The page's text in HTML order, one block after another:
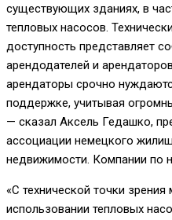
существующих зданиях, в
тепловых насосов.
доступность представляет
арендодателей и
арендаторы срочно
поддержке, учитывая
— сказал Аксель Гедашко,
ассоциации немецкого
недвижимости. Компании по
«С технической точки
использовании тепловых